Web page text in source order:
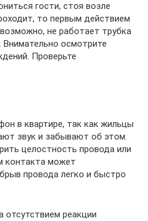
гости, стоя возле
то первым действием
не работает трубка
осмотрите
Проверьте
в квартире, так как жильцы
звук и забывают об этом.
целостность провода или
контакта может
провода легко и быстро
реакции